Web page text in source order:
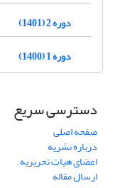
دوره 2 (1401)
دوره 1 (1400)
دسترسی سریع
صفحه اصلی
درباره نشریه
اعضای هیات تحریریه
ارسال مقاله